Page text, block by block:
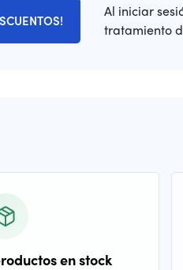
Al iniciar
tratamiento
en stock